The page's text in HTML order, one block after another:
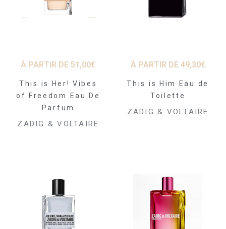
À PARTIR DE 51,00€
This is Her! Vibes
of Freedom Eau De
Parfum
ZADIG & VOLTAIRE
À PARTIR DE 49,30€
This is Him Eau de
Toilette
ZADIG & VOLTAIRE